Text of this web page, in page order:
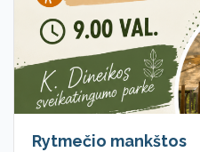
Rytmečio mankštos